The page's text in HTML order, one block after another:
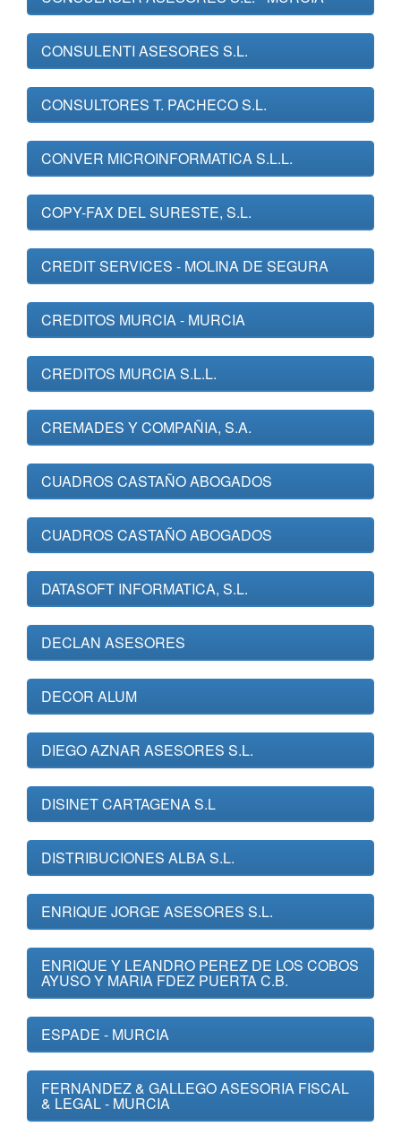
CONSULENTI ASESORES S.L.
CONSULTORES T. PACHECO S.L.
CONVER MICROINFORMATICA S.L.L.
COPY-FAX DEL SURESTE, S.L.
CREDIT SERVICES - MOLINA DE SEGURA
CREDITOS MURCIA - MURCIA
CREDITOS MURCIA S.L.L.
CREMADES Y COMPAÑIA, S.A.
CUADROS CASTAÑO ABOGADOS
CUADROS CASTAÑO ABOGADOS
DATASOFT INFORMATICA, S.L.
DECLAN ASESORES
DECOR ALUM
DIEGO AZNAR ASESORES S.L.
DISINET CARTAGENA S.L
DISTRIBUCIONES ALBA S.L.
ENRIQUE JORGE ASESORES S.L.
ENRIQUE Y LEANDRO PEREZ DE LOS COBOS
AYUSO Y MARIA FDEZ PUERTA C.B.
ESPADE - MURCIA
FERNANDEZ & GALLEGO ASESORIA FISCAL
& LEGAL - MURCIA